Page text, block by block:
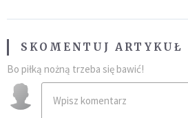
SKOMENTUJ ARTYKUŁ
Bo piłką nożną trzeba się bawić!